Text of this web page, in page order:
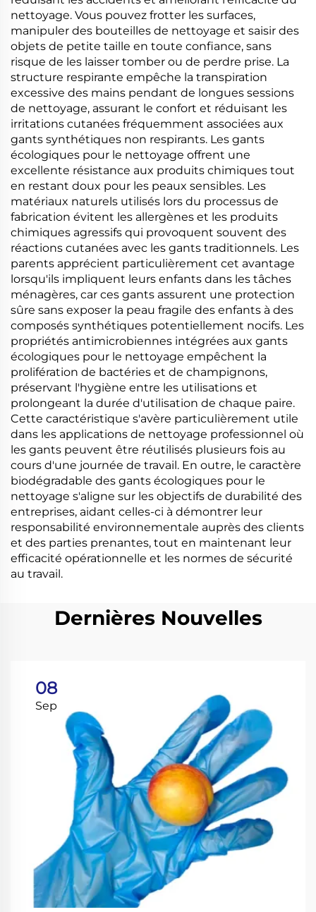
nettoyage. Vous pouvez frotter les surfaces,
manipuler des bouteilles de nettoyage et saisir des
objets de petite taille en toute confiance, sans
risque de les laisser tomber ou de perdre prise. La
structure respirante empêche la transpiration
excessive des mains pendant de longues sessions
de nettoyage, assurant le confort et réduisant les
irritations cutanées fréquemment associées aux
gants synthétiques non respirants. Les gants
écologiques pour le nettoyage offrent une
excellente résistance aux produits chimiques tout
en restant doux pour les peaux sensibles. Les
matériaux naturels utilisés lors du processus de
fabrication évitent les allergènes et les produits
chimiques agressifs qui provoquent souvent des
réactions cutanées avec les gants traditionnels. Les
parents apprécient particulièrement cet avantage
lorsqu'ils impliquent leurs enfants dans les tâches
ménagères, car ces gants assurent une protection
sûre sans exposer la peau fragile des enfants à des
composés synthétiques potentiellement nocifs. Les
propriétés antimicrobiennes intégrées aux gants
écologiques pour le nettoyage empêchent la
prolifération de bactéries et de champignons,
préservant l'hygiène entre les utilisations et
prolongeant la durée d'utilisation de chaque paire.
Cette caractéristique s'avère particulièrement utile
dans les applications de nettoyage professionnel où
les gants peuvent être réutilisés plusieurs fois au
cours d'une journée de travail. En outre, le caractère
biodégradable des gants écologiques pour le
nettoyage s'aligne sur les objectifs de durabilité des
entreprises, aidant celles-ci à démontrer leur
responsabilité environnementale auprès des clients
et des parties prenantes, tout en maintenant leur
efficacité opérationnelle et les normes de sécurité
au travail.
Dernières Nouvelles
08
Sep